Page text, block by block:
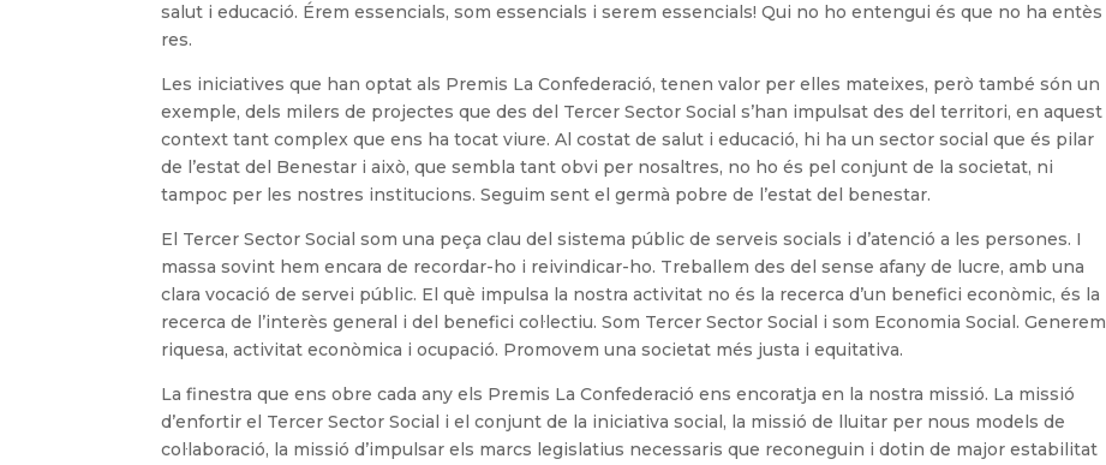
salut i educació. Érem essencials, som essencials i serem essencials! Qui no ho entengui és que no ha entès
res.
Les iniciatives que han optat als Premis La Confederació, tenen valor per elles mateixes, però també són un
exemple, dels milers de projectes que des del Tercer Sector Social s’han impulsat des del territori, en aquest
context tant complex que ens ha tocat viure. Al costat de salut i educació, hi ha un sector social que és pilar
de l’estat del Benestar i això, que sembla tant obvi per nosaltres, no ho és pel conjunt de la societat, ni
tampoc per les nostres institucions. Seguim sent el germà pobre de l’estat del benestar.
El Tercer Sector Social som una peça clau del sistema públic de serveis socials i d’atenció a les persones. I
massa sovint hem encara de recordar-ho i reivindicar-ho. Treballem des del sense afany de lucre, amb una
clara vocació de servei públic. El què impulsa la nostra activitat no és la recerca d’un benefici econòmic, és la
recerca de l’interès general i del benefici col·lectiu. Som Tercer Sector Social i som Economia Social. Generem
riquesa, activitat econòmica i ocupació. Promovem una societat més justa i equitativa.
La finestra que ens obre cada any els Premis La Confederació ens encoratja en la nostra missió. La missió
d’enfortir el Tercer Sector Social i el conjunt de la iniciativa social, la missió de lluitar per nous models de
col·laboració, la missió d’impulsar els marcs legislatius necessaris que reconeguin i dotin de major estabilitat